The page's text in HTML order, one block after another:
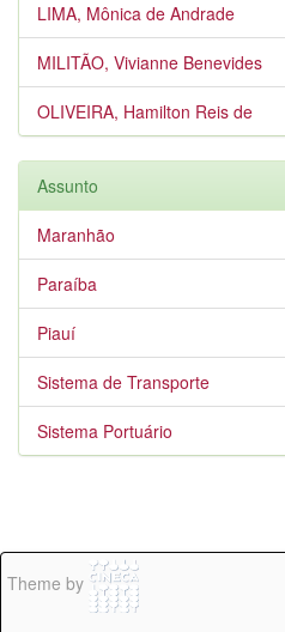
LIMA, Mônica de Andrade
MILITÃO, Vivianne Benevides
OLIVEIRA, Hamilton Reis de
Assunto
Maranhão
Paraíba
Piauí
Sistema de Transporte
Sistema Portuário
Theme by